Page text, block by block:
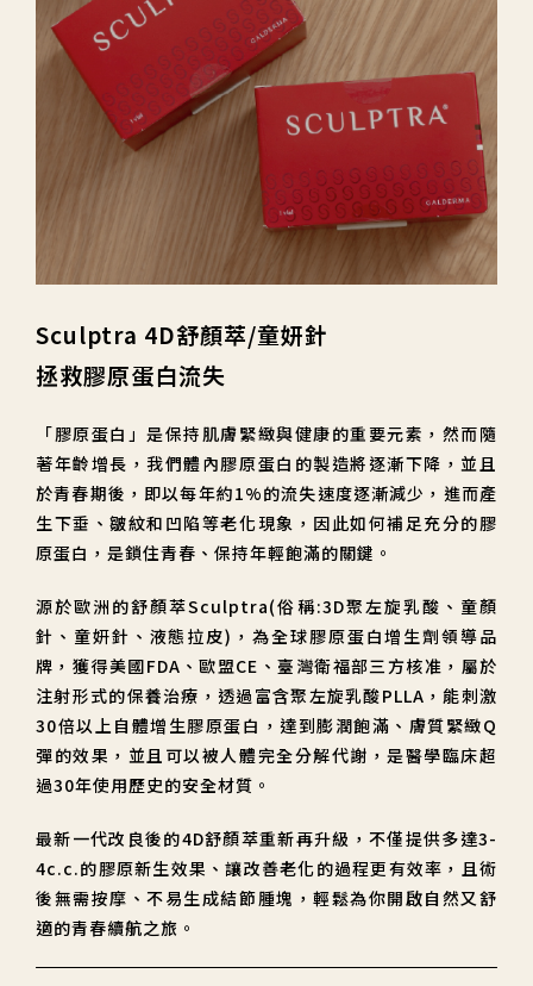
Sculptra 4D舒顏萃/童妍針
拯救膠原蛋白流失
「膠原蛋白」是保持肌膚緊緻與健康的重要元素，然而隨
著年齡增長，我們體內膠原蛋白的製造將逐漸下降，並且
於青春期後，即以每年約1%的流失速度逐漸減少，進而產
生下垂、皺紋和凹陷等老化現象，因此如何補足充分的膠
原蛋白，是鎖住青春、保持年輕飽滿的關鍵。
源於歐洲的舒顏萃Sculptra(俗稱:3D聚左旋乳酸、童顏
針、童妍針、液態拉皮)，為全球膠原蛋白增生劑領導品
牌，獲得美國FDA、歐盟CE、臺灣衛福部三方核准，屬於
注射形式的保養治療，透過富含聚左旋乳酸PLLA，能刺激
30倍以上自體增生膠原蛋白，達到膨潤飽滿、膚質緊緻Q
彈的效果，並且可以被人體完全分解代謝，是醫學臨床超
過30年使用歷史的安全材質。
最新一代改良後的4D舒顏萃重新再升級，不僅提供多達3-
4c.c.的膠原新生效果、讓改善老化的過程更有效率，且術
後無需按摩、不易生成結節腫塊，輕鬆為你開啟自然又舒
適的青春續航之旅。